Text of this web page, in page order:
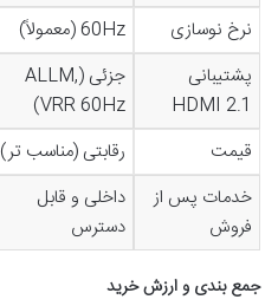
نرخ نوسازی
60Hz (معمولاً)
پشتیبانی
HDMI 2.1
جزئی (ALLM,
VRR 60Hz)
قیمت
رقابتی (مناسب تر)
خدمات پس از
فروش
داخلی و قابل
دسترس
جمع بندی و ارزش خرید